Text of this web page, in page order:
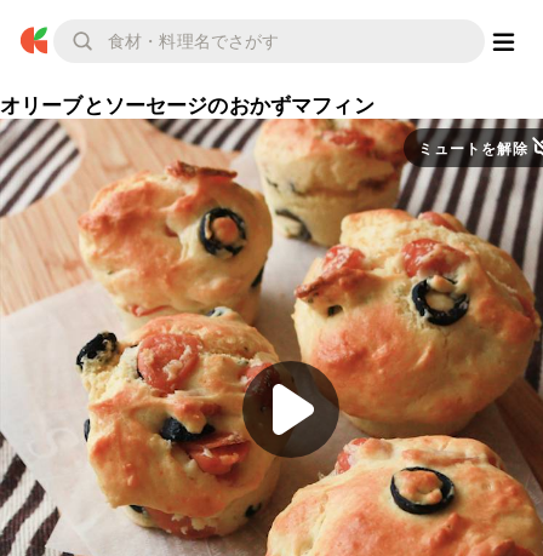
オリーブとソーセージのおかずマフィン
ミュートを解除